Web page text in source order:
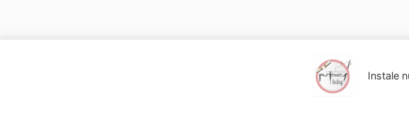
Instale